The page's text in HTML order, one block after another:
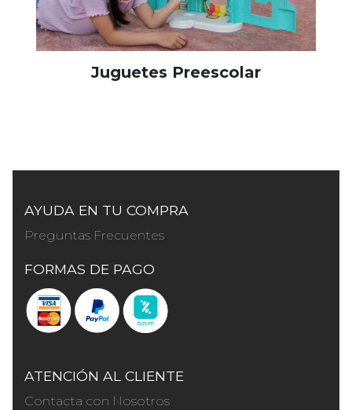
Juguetes Preescolar
AYUDA EN TU COMPRA
Preguntas Frecuentes
FORMAS DE PAGO
ATENCIÓN AL CLIENTE
Contacta con Nosotros